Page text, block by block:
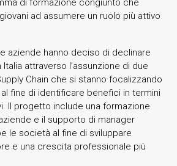
di formazione congiunto che
ad assumere un ruolo più attivo
aziende hanno deciso di declinare
Italia attraverso l’assunzione di due
Chain che si stanno focalizzando
fine di identificare benefici in termini
Il progetto include una formazione
e il supporto di manager
le società al fine di sviluppare
e una crescita professionale più